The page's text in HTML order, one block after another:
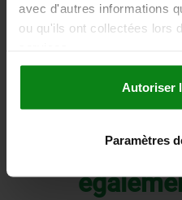
avec d'autres informations
ou qu'ils ont collectées lors
Autoriser
Paramètres
DÉTAILS
CAO
TÉLÉCHARGEMENTS
D'autres